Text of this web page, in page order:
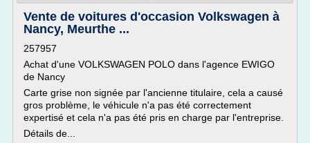
Vente de voitures d'occasion Volkswagen à
Nancy, Meurthe ...
257957
Achat d'une VOLKSWAGEN POLO dans l'agence EWIGO
de Nancy
Carte grise non signée par l'ancienne titulaire, cela a causé
gros problème, le véhicule n'a pas été correctement
expertisé et cela n'a pas été pris en charge par l'entreprise.
Détails de...